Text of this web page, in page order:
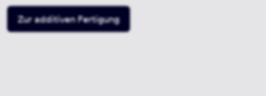
Zur additiven Fertigung